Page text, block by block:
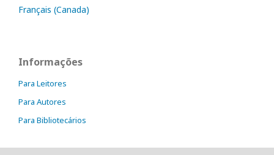
Français (Canada)
Informações
Para Leitores
Para Autores
Para Bibliotecários